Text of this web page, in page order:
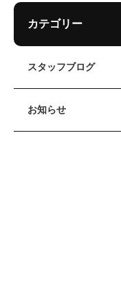
カテゴリー
スタッフブログ
お知らせ